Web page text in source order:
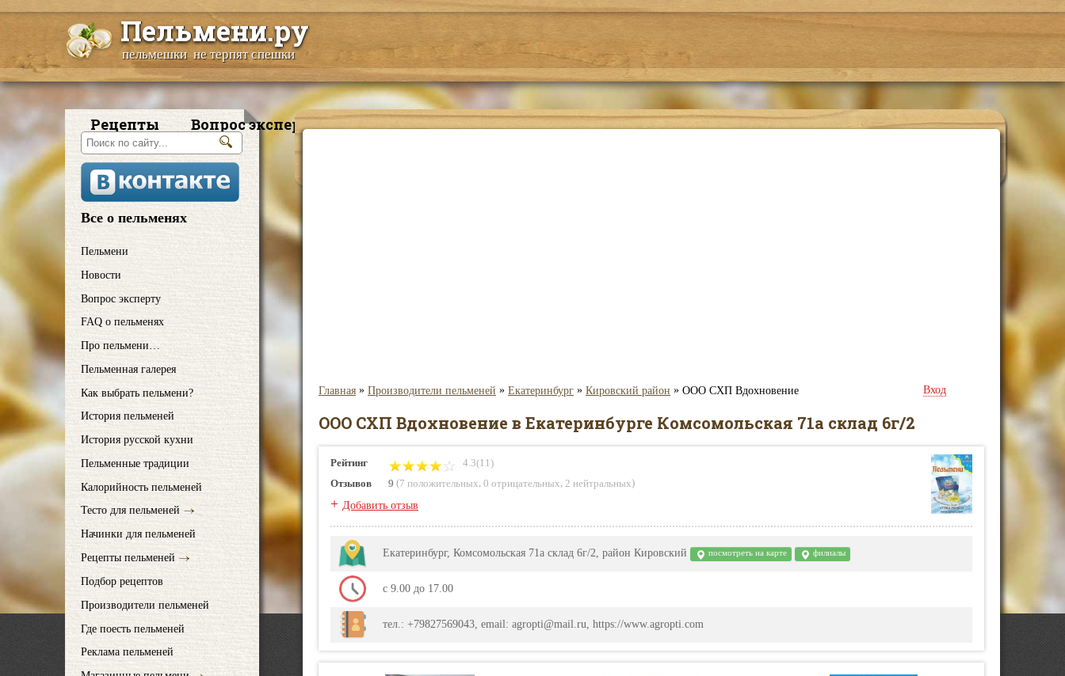
Пельмени.ру
пельмешки не терпят спешки
Рецепты Вопрос эксперту Где поесть Подбор рецепта О проекте
Все о пельменях
Пельмени
Новости
Вопрос эксперту
FAQ о пельменях
Про пельмени…
Пельменная галерея
Как выбрать пельмени?
История пельменей
История русской кухни
Пельменные традиции
Калорийность пельменей
Тесто для пельменей
Начинки для пельменей
Рецепты пельменей
Подбор рецептов
Производители пельменей
Где поесть пельменей
Реклама пельменей
Главная » Производители пельменей » Екатеринбург » Кировский район » ООО СХП Вдохновение Вход
ООО СХП Вдохновение в Екатеринбурге Комсомольская 71а склад 6г/2
Рейтинг
4.3(11)
Отзывов
9 (7 положительных 0 отрицательных 2 нейтральных)
+ Добавить отзыв
Екатеринбург, Комсомольская 71а склад 6г/2, район Кировский посмотреть на карте филиалы
c 9.00 до 17.00
тел.: +79827569043, email: agropti@mail.ru, https://www.agropti.com